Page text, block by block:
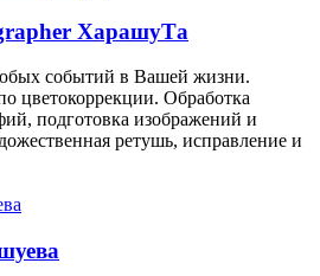
ХарашуТа
событий в Вашей жизни.
цветокоррекции. Обработка
подготовка изображений и
ретушь, исправление и